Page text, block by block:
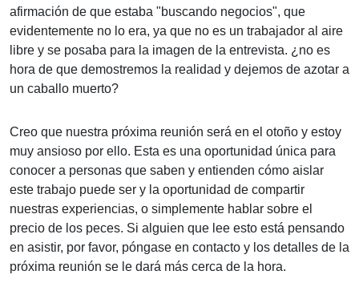
afirmación de que estaba "buscando negocios", que
evidentemente no lo era, ya que no es un trabajador al aire
libre y se posaba para la imagen de la entrevista. ¿no es
hora de que demostremos la realidad y dejemos de azotar a
un caballo muerto?
Creo que nuestra próxima reunión será en el otoño y estoy
muy ansioso por ello. Esta es una oportunidad única para
conocer a personas que saben y entienden cómo aislar
este trabajo puede ser y la oportunidad de compartir
nuestras experiencias, o simplemente hablar sobre el
precio de los peces. Si alguien que lee esto está pensando
en asistir, por favor, póngase en contacto y los detalles de la
próxima reunión se le dará más cerca de la hora.